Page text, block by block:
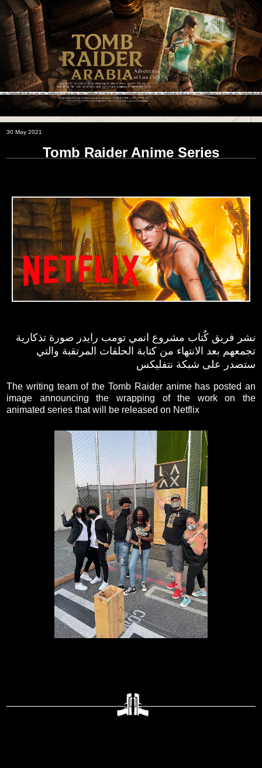
30 May 2021
Tomb Raider Anime Series
نشر فريق كٌتاب مشروع انمي تومب رايدر صورة تذكارية
تجمعهم بعد الانتهاء من كتابة الحلقات المرتقبة والتي
ستصدر على شبكة نتفليكس
The writing team of the Tomb Raider anime has posted an
image announcing the wrapping of the work on the
animated series that will be released on Netflix